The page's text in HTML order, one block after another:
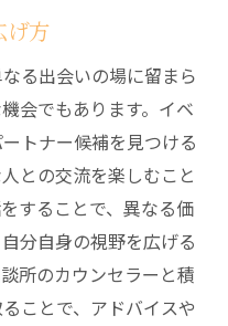
げ方
る出会いの場に留まら
会でもあります。イベ
トナー候補を見つける
との交流を楽しむこと
することで、異なる価
分自身の視野を広げる
所のカウンセラーと積
ことで、アドバイスや